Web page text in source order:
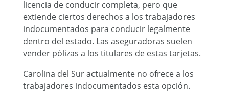
licencia de conducir completa, pero que
extiende ciertos derechos a los trabajadores
indocumentados para conducir legalmente
dentro del estado. Las aseguradoras suelen
vender pólizas a los titulares de estas tarjetas.
Carolina del Sur actualmente no ofrece a los
trabajadores indocumentados esta opción.